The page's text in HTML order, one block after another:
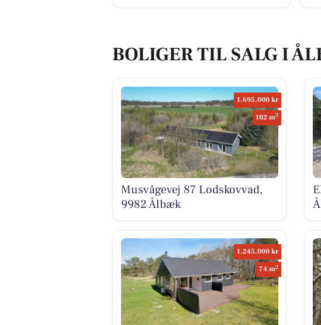
BOLIGER TIL SALG I
1.695.000 kr
102 m2
Musvågevej 87 Lodskovvad,
9982 Ålbæk
1.245.000 kr
74 m2